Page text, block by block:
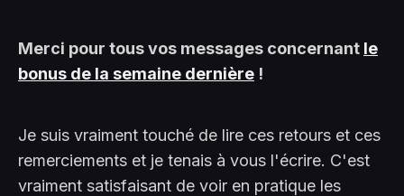
Merci pour tous vos messages concernant le
bonus de la semaine dernière !
Je suis vraiment touché de lire ces retours et ces
remerciements et je tenais à vous l'écrire. C'est
vraiment satisfaisant de voir en pratique les